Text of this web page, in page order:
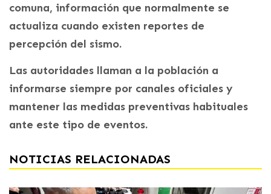
comuna, información que normalmente se
actualiza cuando existen reportes de
percepción del sismo.
Las autoridades llaman a la población a
informarse siempre por canales oficiales y
mantener las medidas preventivas habituales
ante este tipo de eventos.
NOTICIAS RELACIONADAS